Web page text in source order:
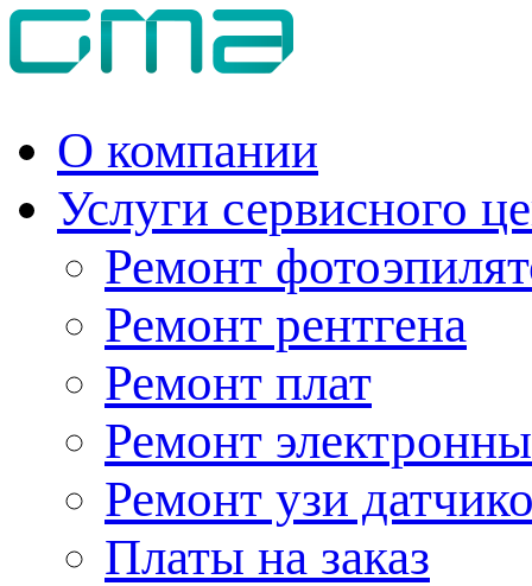
О компании
Услуги сервисного
Ремонт
Ремонт рентгена
Ремонт плат
Ремонт
Ремонт узи
Платы на заказ